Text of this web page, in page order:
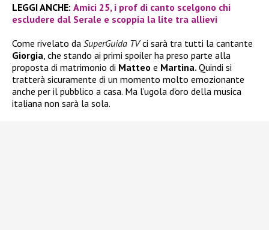
LEGGI ANCHE: Amici 25, i prof di canto scelgono chi
escludere dal Serale e scoppia la lite tra allievi
Come rivelato da SuperGuida TVci sarà tra tutti la cantante
Giorgia, che stando ai primi spoiler ha preso parte alla
proposta di matrimonio di Matteo e Martina. Quindi si
tratterà sicuramente di un momento molto emozionante
anche per il pubblico a casa. Ma l’ugola d’oro della musica
italiana non sarà la sola.